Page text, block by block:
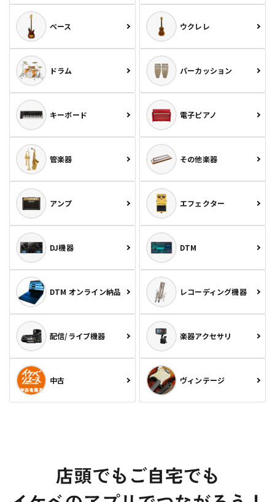
ベース ウクレレ
ドラム パーカッション
キーボード 電子ピアノ
管楽器 その他楽器
アンプ エフェクター
DJ機器 DTM
DTM オンライン納品 レコーディング機器
配信/ライブ機器 楽器アクセサリ
中古 ヴィンテージ